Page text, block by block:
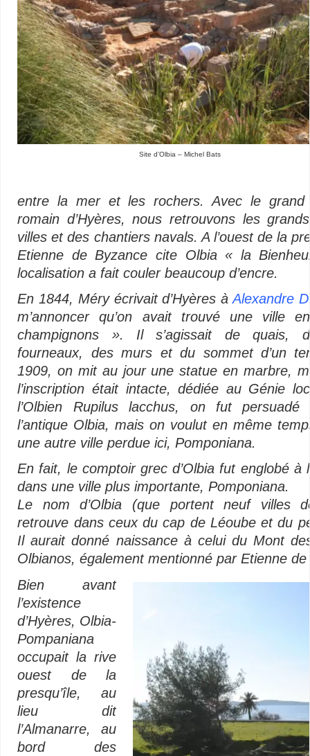
Site d’Olbia – Michel Bats
entre la mer et les rochers. Avec le grand
romain d’Hyères, nous retrouvons les
villes et des chantiers navals. A l’ouest de la
Etienne de Byzance cite Olbia « la
localisation a fait couler beaucoup d’encre.
En 1844, Méry écrivait d’Hyères àAlexandre
m’annoncer qu’on avait trouvé une ville
champignons ». Il s’agissait de quais,
fourneaux, des murs et du sommet d’un
1909, on mit au jour une statue en marbre,
l’inscription était intacte, dédiée au Génie
l’Olbien Rupilus lacchus, on fut persuadé
l’antique Olbia, mais on voulut en même
une autre ville perdue ici, Pompo­niana.
En fait, le comptoir grec d’Olbia fut englobé à
dans une ville plus importante, Pomponiana.
Le nom d’Olbia (que portent neuf villes
retrouve dans ceux du cap de Léoube et du
Il aurait donné naissance à celui du Mont
Olbianos, également mentionné par Etienne
Bien avant
l’existence
d’Hyères, Olbia-
Pompaniana
occupait la rive
ouest de la
presqu’île, au
lieu dit
l’Almanarre, au
bord des